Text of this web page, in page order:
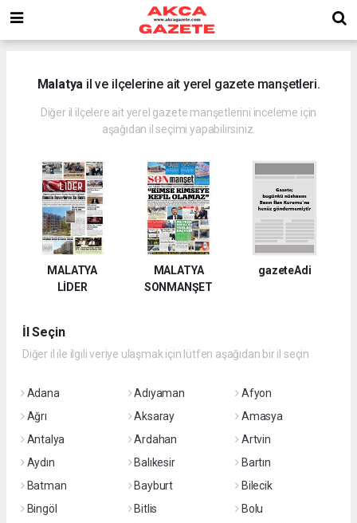
Malatya il ve ilçelerine ait yerel gazete manşetleri.
Diğer il ilçelere ait yerel gazete manşetlerini inceleme için
aşağıdan il seçimi yapabilirsiniz.
MALATYA
LİDER
MALATYA
SONMANŞET
gazeteAdi
İl Seçin
Diğer il ile ilgili veriye ulaşmak için lütfen aşağıdan bir il seçin
Adana Adıyaman
Afyon
Ağrı
Aksaray
Amasya
Antalya
Ardahan
Artvin
Aydın
Balıkesir
Bartın
Batman
Bayburt
Bilecik
Bingöl
Bitlis
Bolu